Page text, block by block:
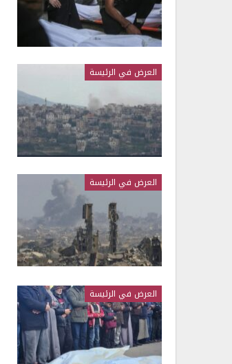
العرض في الرئيسة
العرض في الرئيسة
العرض في الرئيسة